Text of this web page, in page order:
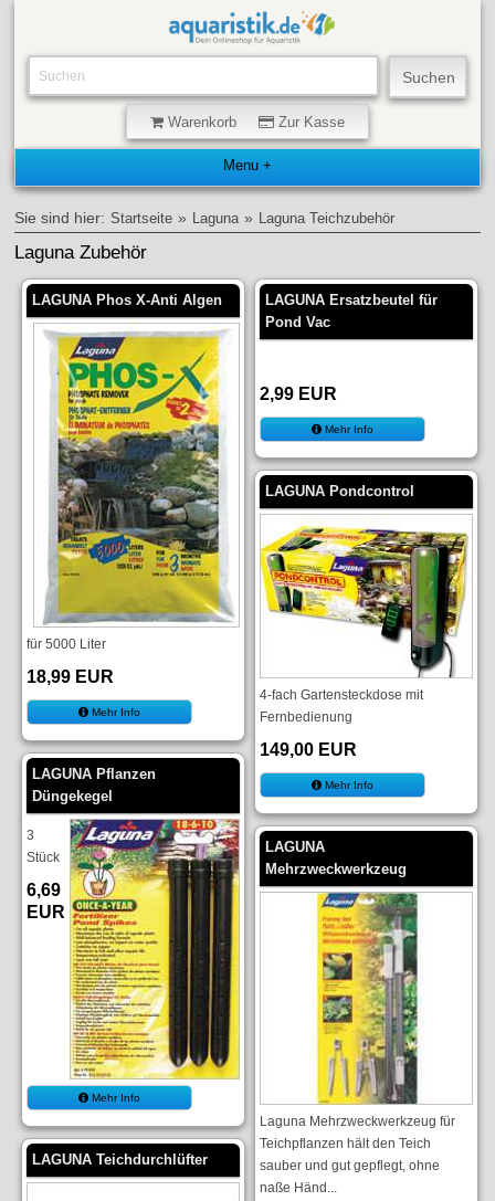
Warenkorb Zur Kasse
Sie sind hier: Startseite » Laguna » Laguna Teichzubehör
Laguna Zubehör
LAGUNA Phos X-Anti Algen
für 5000 Liter
18,99 EUR
Mehr Info
LAGUNA Pflanzen
Düngekegel
3
Stück
6,69
EUR
Mehr Info
LAGUNA Teichdurchlüfter
LAGUNA Ersatzbeutel für
Pond Vac
2,99 EUR
Mehr Info
LAGUNA Pondcontrol
4-fach Gartensteckdose mit
Fernbedienung
149,00 EUR
Mehr Info
LAGUNA
Mehrzweckwerkzeug
Laguna Mehrzweckwerkzeug für
Teichpflanzen hält den Teich
sauber und gut gepflegt, ohne
naße Händ...